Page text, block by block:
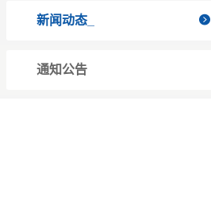
新闻动态_ 
通知公告